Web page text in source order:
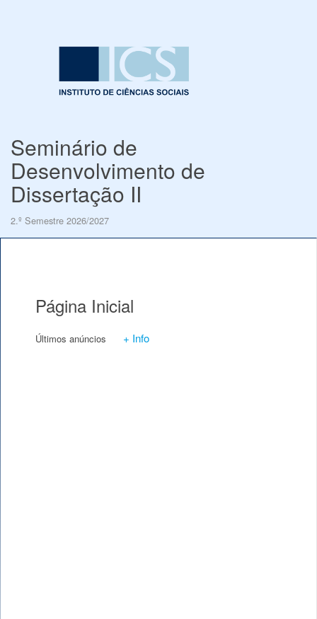
Seminário de
Desenvolvimento de
Dissertação II
2.º Semestre 2026/2027
Página Inicial
Últimos anúncios + Info